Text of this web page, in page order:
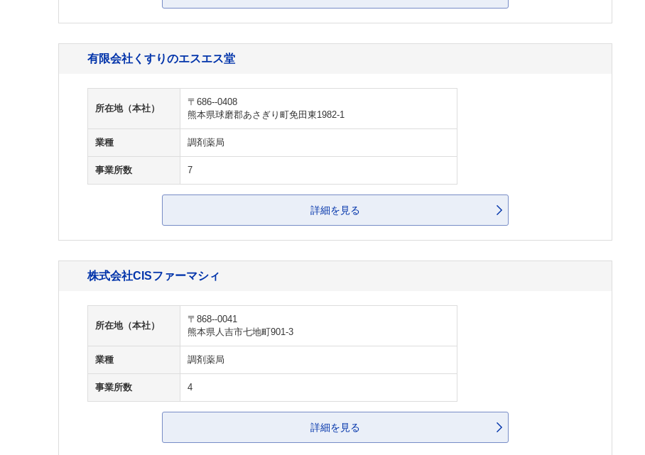
有限会社くすりのエスエス堂
所在地（本社）
〒686--0408
熊本県球磨郡あさぎり町免田東1982-1
業種 調剤薬局
事業所数 7
詳細を見る
株式会社CISファーマシィ
所在地（本社）
〒868--0041
熊本県人吉市七地町901-3
業種 調剤薬局
事業所数 4
詳細を見る